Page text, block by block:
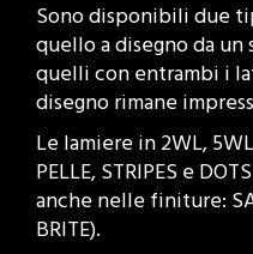
Sono disponibili due
quello a disegno da un
quelli con entrambi i
disegno rimane
Le lamiere in 2WL,
PELLE, STRIPES e
anche nelle finiture:
BRITE).